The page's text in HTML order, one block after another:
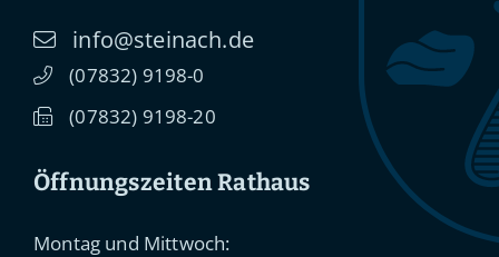
info@steinach.de
(07832) 91 98-0
(07832) 91 98-20
Öffnungszeiten Rathaus
Montag und Mittwoch: